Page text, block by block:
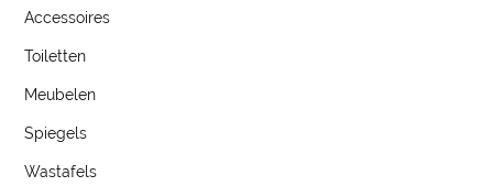
Accessoires
Toiletten
Meubelen
Spiegels
Wastafels